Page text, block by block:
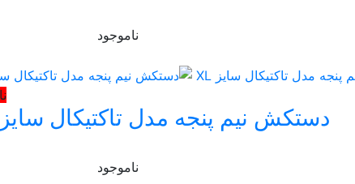
ناموجود
دستکش نیم پنجه مدل تاکتیکال سایز XL
ناموجود